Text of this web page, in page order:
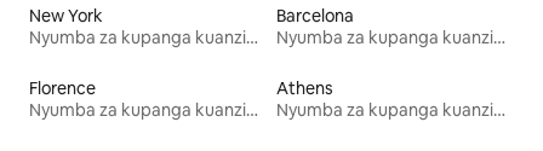
New York
Nyumba za kupanga kuanzia mwezi mmoja
Barcelona
Nyumba za kupanga kuanzia mwezi mmoja
Florence
Nyumba za kupanga kuanzia mwezi mmoja
Athens
Nyumba za kupanga kuanzia mwezi mmoja